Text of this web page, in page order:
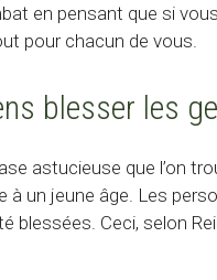
en pensant que si
pour chacun de vous.
blesser les
astucieuse que l’on
à un jeune âge. Les
blessées. Ceci, selon